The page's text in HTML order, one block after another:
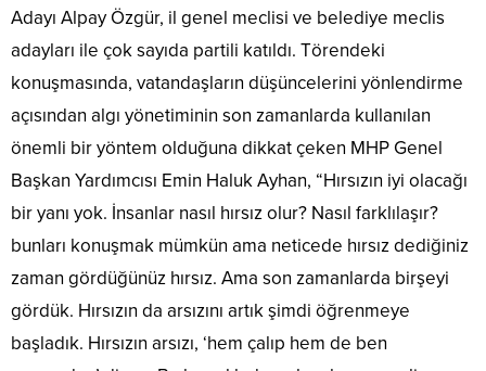
Adayı Alpay Özgür, il genel meclisi ve belediye meclis
adayları ile çok sayıda partili katıldı. Törendeki
konuşmasında, vatandaşların düşüncelerini yönlendirme
açısından algı yönetiminin son zamanlarda kullanılan
önemli bir yöntem olduğuna dikkat çeken MHP Genel
Başkan Yardımcısı Emin Haluk Ayhan, “Hırsızın iyi olacağı
bir yanı yok. İnsanlar nasıl hırsız olur? Nasıl farklılaşır?
bunları konuşmak mümkün ama neticede hırsız dediğiniz
zaman gördüğünüz hırsız. Ama son zamanlarda birşeyi
gördük. Hırsızın da arsızını artık şimdi öğrenmeye
başladık. Hırsızın arsızı, ‘hem çalıp hem de ben